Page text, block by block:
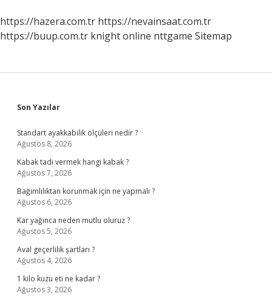
https://hazera.com.tr https://nevainsaat.com.tr
https://buup.com.tr knight online nttgame Sitemap
Sidebar
Son Yazılar
Standart ayakkabılık ölçüleri nedir ?
Ağustos 8, 2026
Kabak tadı vermek hangi kabak ?
Ağustos 7, 2026
Bağımlılıktan korunmak için ne yapmalı ?
Ağustos 6, 2026
Kar yağınca neden mutlu oluruz ?
Ağustos 5, 2026
Aval geçerlilik şartları ?
Ağustos 4, 2026
1 kilo kuzu eti ne kadar ?
Ağustos 3, 2026